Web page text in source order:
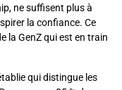
ne suffisent plus à
la confiance. Ce
la GenZ qui est en train
qui distingue les